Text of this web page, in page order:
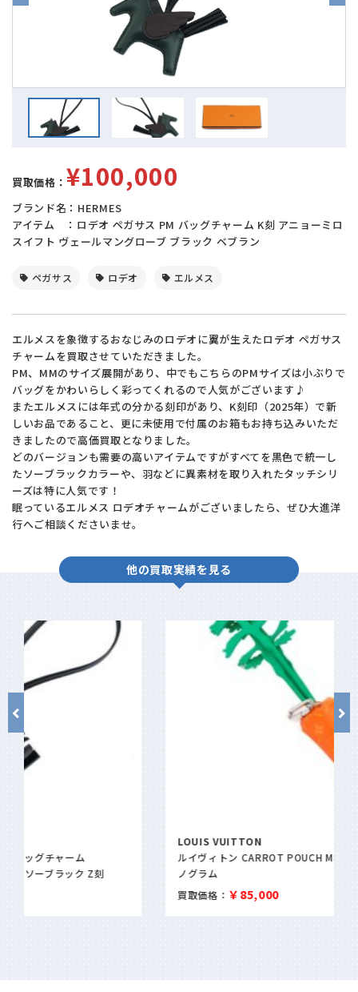
買取価格： ¥100,000
ブランド名：HERMES
アイテム ：ロデオ ペガサス PM バッグチャーム K刻 アニョーミロ
スイフト ヴェールマングローブ ブラック ベブラン
ペガサス ロデオ エルメス
エルメスを象徴するおなじみのロデオに翼が生えたロデオ ペガサス
チャームを買取させていただきました。
PM、MMのサイズ展開があり、中でもこちらのPMサイズは小ぶりで
バッグをかわいらしく彩ってくれるので人気がございます♪
またエルメスには年式の分かる刻印があり、K刻印（2025年）で新
しいお品であること、更に未使用で付属のお箱もお持ち込みいただ
きましたので高価買取となりました。
どのバージョンも需要の高いアイテムですがすべてを黒色で統一し
たソーブラックカラーや、羽などに異素材を取り入れたタッチシリ
ーズは特に人気です！
眠っているエルメス ロデオチャームがございましたら、ぜひ大進洋
行へご相談くださいませ。
他の買取実績を見る
ルイヴィトン CARROT POUCH M80851 キャロット ポーチ モ
ノグラム